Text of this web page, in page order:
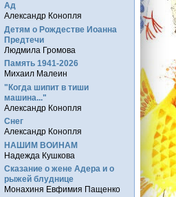
Ад
Александр Конопля
Детям о Рождестве Иоанна
Предтечи
Людмила Громова
Память 1941-2026
Михаил Малеин
"Когда шипит в тиши
машина..."
Александр Конопля
Снег
Александр Конопля
НАШИМ ВОИНАМ
Надежда Кушкова
Сказание о жене Адера и о
рыжей блуднице
Монахиня Евфимия Пащенко